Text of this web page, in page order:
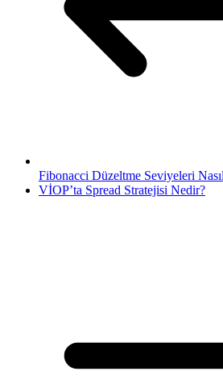
Fibonacci Düzeltme Seviyeleri
VİOP’ta Spread Stratejisi Nedir?